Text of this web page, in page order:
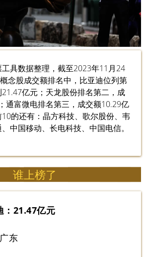
具数据整理，截至2023年11月24
念股成交额排名中，比亚迪位列第
亿元；天龙股份排名第二，成
通富微电排名第三，成交额10.29亿
的还有：晶方科技、歌尔股份、韦
中国移动、长电科技、中国电信。
谁上榜了
：21.47亿元
东